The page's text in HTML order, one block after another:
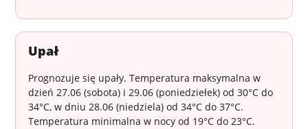
Upał
Prognozuje się upały. Temperatura maksymalna w
dzień 27.06 (sobota) i 29.06 (poniedziełek) od 30°C do
34°C, w dniu 28.06 (niedziela) od 34°C do 37°C.
Temperatura minimalna w nocy od 19°C do 23°C.